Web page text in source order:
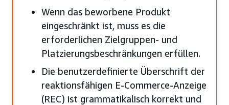
Wenn das beworbene Produkt
eingeschränkt ist, muss es die
erforderlichen Zielgruppen- und
Platzierungsbeschränkungen erfüllen.
Die benutzerdefinierte Überschrift der
reaktionsfähigen E-Commerce-Anzeige
(REC) ist grammatikalisch korrekt und